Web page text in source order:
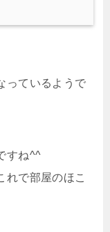
っているようで
すね^^
れで部屋のほこ